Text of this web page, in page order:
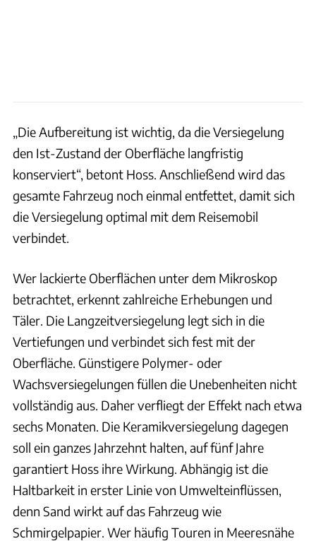
„Die Aufbereitung ist wichtig, da die Versiegelung
den Ist-Zustand der Oberfläche langfristig
konserviert“, betont Hoss. Anschließend wird das
gesamte Fahrzeug noch einmal entfettet, damit sich
die Versiegelung optimal mit dem Reisemobil
verbindet.
Wer lackierte Oberflächen unter dem Mikroskop
betrachtet, erkennt zahlreiche Erhebungen und
Täler. Die Langzeitversiegelung legt sich in die
Vertiefungen und verbindet sich fest mit der
Oberfläche. Günstigere Polymer- oder
Wachsversiegelungen füllen die Unebenheiten nicht
vollständig aus. Daher verfliegt der Effekt nach etwa
sechs Monaten. Die Keramikversiegelung dagegen
soll ein ganzes Jahrzehnt halten, auf fünf Jahre
garantiert Hoss ihre Wirkung. Abhängig ist die
Haltbarkeit in erster Linie von Umwelteinflüssen,
denn Sand wirkt auf das Fahrzeug wie
Schmirgelpapier. Wer häufig Touren in Meeresnähe